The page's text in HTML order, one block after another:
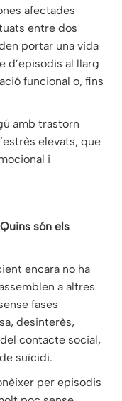
afectades
entre dos
portar una vida
d’episodis al llarg
funcional o, fins
amb trastorn
elevats, que
i
són els
encara no ha
a altres
fases
desinterès,
contacte social,
suïcidi.
per episodis